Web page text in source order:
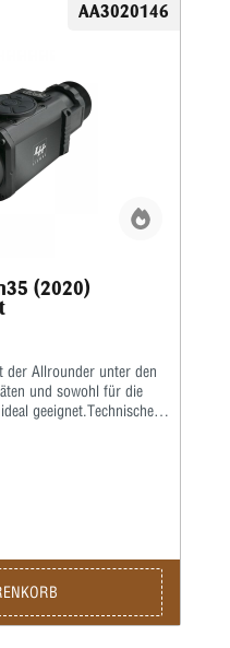
AA3020146
(2020)
der Allrounder unter den
und sowohl für die
geeignet.Technische
Auflösung (Pixel):
2,5 • Zoom digital:
• Dauerbetriebszeit:
Fi) • Bild-
• Wi-Fi Life: ja • Detektion